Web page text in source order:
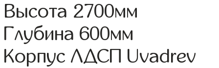
Высота 2700мм
Глубина 600мм
Корпус ЛДСП Uvadrev